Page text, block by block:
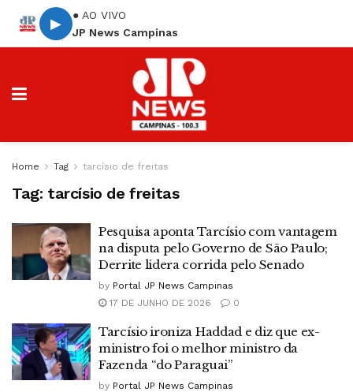
▶
● AO VIVO
JP News Campinas
Home Tag tarcísio de freitas
Tag: tarcísio de freitas
Pesquisa aponta Tarcísio com vantagem
na disputa pelo Governo de São Paulo;
Derrite lidera corrida pelo Senado
by Portal JP News Campinas
17 DE JUNHO DE 2026
0
Tarcísio ironiza Haddad e diz que ex-
ministro foi o melhor ministro da
Fazenda “do Paraguai”
by Portal JP News Campinas